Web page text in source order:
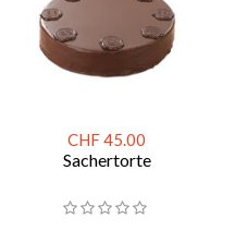
CHF 45.00
Sachertorte